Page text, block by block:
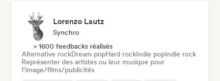
Lorenzo Lautz
Synchro
> 1600 feedbacks réalisés
Alternative rockDream popHard rockIndie popIndie rock
Représenter des artistes ou leur musique pour
l’image/films/publicités